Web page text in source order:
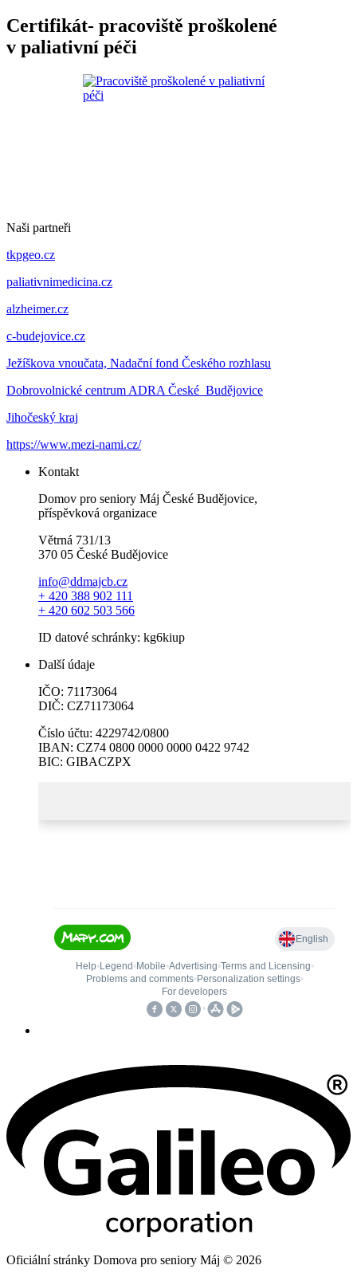
Certifikát- pracoviště proškolené
v paliativní péči
Naši partneři
tkpgeo.cz
paliativnimedicina.cz
alzheimer.cz
c-budejovice.cz
Ježíškova vnoučata, Nadační fond Českého rozhlasu
Dobrovolnické centrum ADRA České Budějovice
Jihočeský kraj
https://www.mezi-nami.cz/
Kontakt
Domov pro seniory Máj České Budějovice,
příspěvková organizace
Větrná 731/13
370 05 České Budějovice
info@ddmajcb.cz
+ 420 388 902 111
+ 420 602 503 566
ID datové schránky: kg6kiup
Další údaje
IČO: 71173064
DIČ: CZ71173064
Číslo účtu: 4229742/0800
IBAN: CZ74 0800 0000 0000 0422 9742
BIC: GIBACZPX
Oficiální stránky Domova pro seniory Máj © 2026